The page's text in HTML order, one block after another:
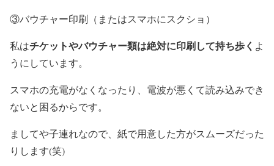
③バウチャー印刷（またはスマホにスクショ）
私はチケットやバウチャー類は絶対に印刷して持ち歩く よ
うにしています。
スマホの充電がなくなったり、電波が悪くて読み込みでき
ないと困るからです。
ましてや子連れなので、紙で用意した方がスムーズだった
りします(笑)